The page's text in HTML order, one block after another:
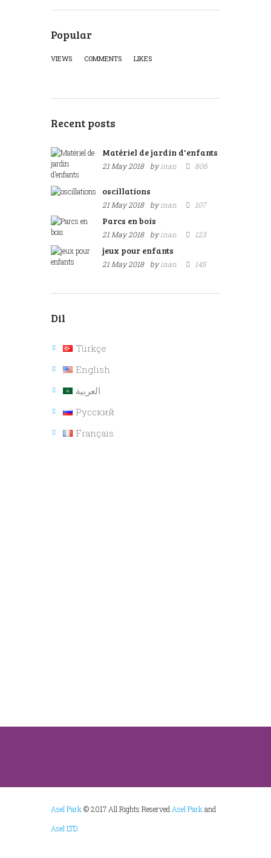
Popular
VIEWS COMMENTS LIKES
Recent posts
Matériel de jardin d'enfants
21 May 2018 byinan 806
oscillations
21 May 2018 byinan 107
Parcs en bois
21 May 2018 byinan 123
jeux pour enfants
21 May 2018 byinan 145
Dil
Türkçe
English
العربية
Русский
Français
Asel Park© 2017 All Rights ReservedAsel Parkand
Asel LTD.